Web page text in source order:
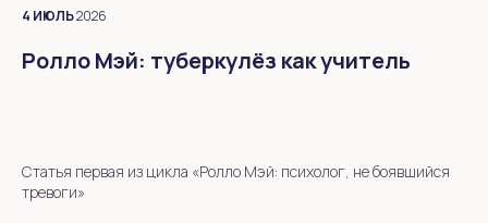
4 ИЮЛЬ2026
Ролло Мэй: туберкулёз как учитель
Статья первая из цикла «Ролло Мэй: психолог, не боявшийся
тревоги»